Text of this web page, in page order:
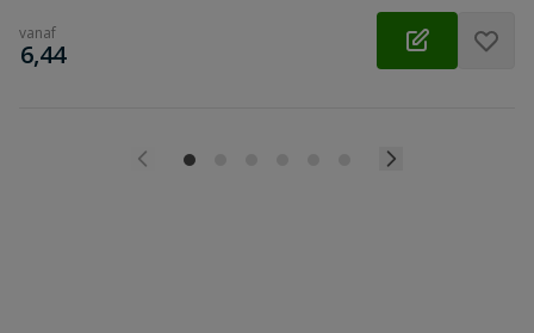
vanaf
€
6,44